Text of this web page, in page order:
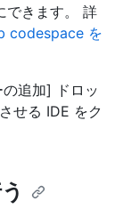
できます。 詳
codespace を
追加] ドロッ
せる IDE をク